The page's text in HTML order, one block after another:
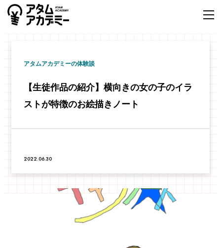
アタムアカデミーの体験談
【生徒作品の紹介】横向きの女の子のイラ
ストが特徴のお絵描きノート
2022.06.30